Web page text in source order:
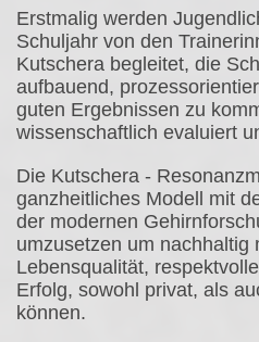
Erstmalig werden
Schuljahr von den
Kutschera begleitet, die
aufbauend,
guten Ergebnissen zu
wissenschaftlich evaluiert
Die Kutschera -
ganzheitliches Modell mit
der modernen
umzusetzen um nachhaltig
Lebensqualität,
Erfolg, sowohl privat, als
können.